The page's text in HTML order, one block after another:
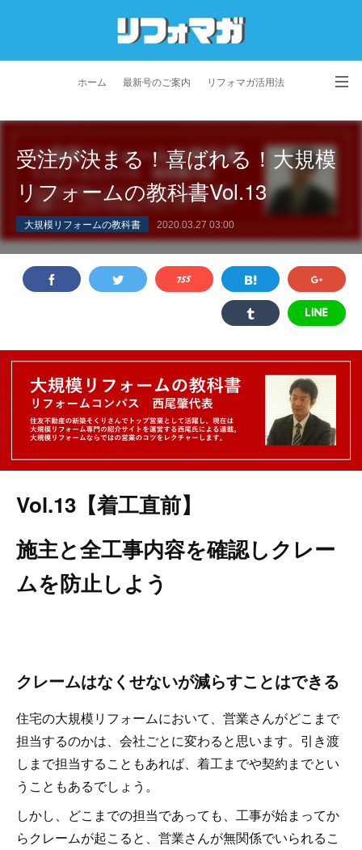
ホーム 最新号のご案内 リフォマガ活用法
お問い合わせ よくあるご質問 特定商取引法に基づく表記
プライバシーポリシー 利用規約 会社概要
受注が決まる！喜ばれる！大規模
リフォームの教科書Vol.13
大規模リフォームの教科書 2020.03.27 03:00
Vol.13【着工直前】
施主と全工事内容を確認しクレー
ムを防止しよう
クレームはなくせないが減らすことはできる
住宅の大規模リフォームにおいて、営業さんがどこまで
担当するのかは、会社ごとに変わると思います。引き渡
しまで担当することもあれば、着工までや契約までとい
うこともあるでしょう。
しかし、どこまでの担当であっても、工事が始まってか
らクレームが起こると、営業さんが無関係でいられるこ